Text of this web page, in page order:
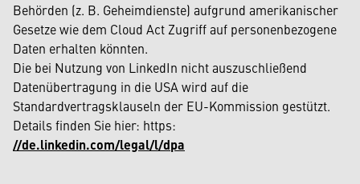
Behörden (z. B. Geheimdienste) aufgrund amerikanischer
Gesetze wie dem Cloud Act Zugriff auf personenbezogene
Daten erhalten könnten.
Die bei Nutzung von LinkedIn nicht auszuschließend
Datenübertragung in die USA wird auf die
Standardvertragsklauseln der EU-Kommission gestützt.
Details finden Sie hier: https:
//de.linkedin.com/legal/l/dpa